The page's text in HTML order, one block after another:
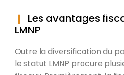
Les avantages
LMNP
Outre la diversification du
le statut LMNP procure